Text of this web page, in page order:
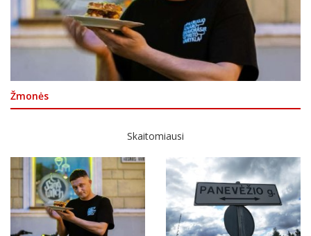
Žmonės
Skaitomiausi